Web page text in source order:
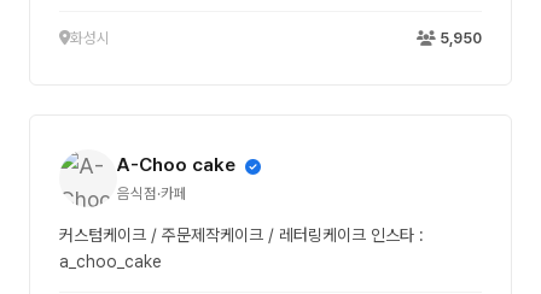
화성시 5,950
A-Choo cake
음식점·카페
커스텀케이크 / 주문제작케이크 / 레터링케이크 인스타 :
a_choo_cake